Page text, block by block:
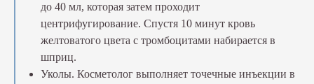
до 40 мл, которая затем проходит
центрифугирование. Спустя 10 минут кровь
желтоватого цвета с тромбоцитами набирается в
шприц.
Уколы. Косметолог выполняет точечные инъекции в